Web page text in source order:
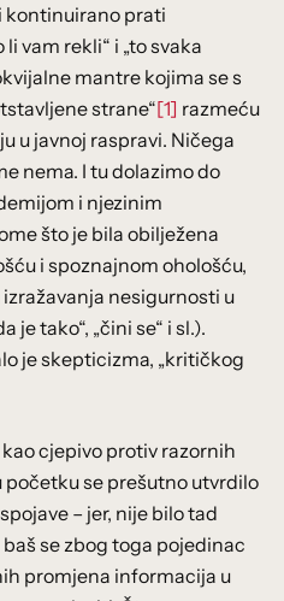
kontinuirano prati
vam rekli“ i „to svaka
mantre kojima se s
strane“[1] razmeću
u javnoj raspravi. Ničega
nema. I tu dolazimo do
i njezinim
što je bila obilježena
i spoznajnom ohološću,
nesigurnosti u
je tako“, „čini se“ i sl.).
je skepticizma, „kritičkog
cjepivo protiv razornih
se prešutno utvrdilo
– jer, nije bilo tad
se zbog toga pojedinac
promjena informacija u